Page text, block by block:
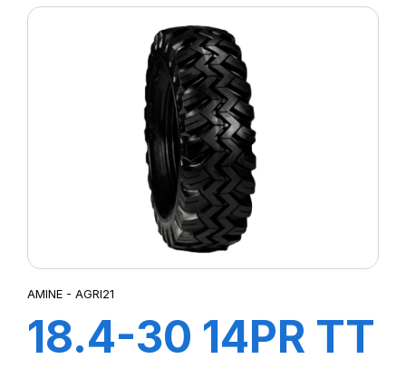
AMINE - AGRI21
18.4-30 14PR TT